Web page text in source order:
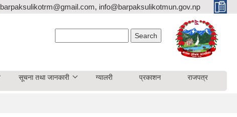
barpaksulikotrm@gmail.com, info@barpaksulikotmun.gov.np
सूचना तथा जानकारी ग्यालरी प्रकाशन राजपत्र